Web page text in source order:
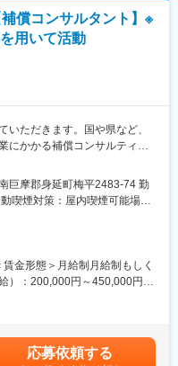
後はスーパーバイザー
広い領域で活躍いただけるキ
名で運営。チームワークを
職場環境です。
グループ100％出資の新会社
ラ整備までを一括して提供し
関係なく、成長できるフィー
張る社員に対し、会社の利益
年度の業績は好調に推移し
しております。年間120万円
木施工管理士、一級建築士お
働き方改革を積極的に進め、
もめざします。有給取得奨
償コンサルタント】※
用いて活動
いただきます。国や県など、
にかかる補償コンサルティン
録し、調査結果を参考に図面
共に、建物の価値や移転にか
とめます。
いった西関東からの受注案件
測定器など）を使用する業務
ていきたいという気概のある
巨摩郡身延町梅平2483-74 勤
喫煙対策：屋内喫煙可能場所
所（リモートワーク含む）
金形態＞月給制月給制もしく
）：200,000円～450,000円＜
り）※2016・2017年に決算賞
れた担当者に対し、賞与とは
応募依頼する